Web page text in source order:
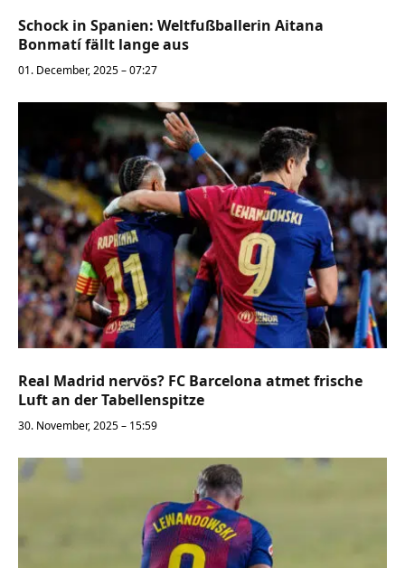
Schock in Spanien: Weltfußballerin Aitana
Bonmatí fällt lange aus
01. December, 2025 – 07:27
Real Madrid nervös? FC Barcelona atmet frische
Luft an der Tabellenspitze
30. November, 2025 – 15:59